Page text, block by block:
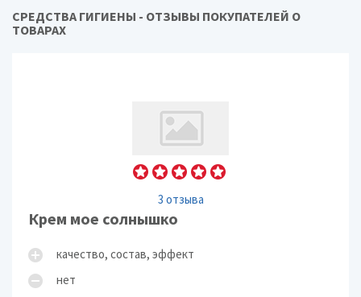
СРЕДСТВА ГИГИЕНЫ - ОТЗЫВЫ ПОКУПАТЕЛЕЙ О
ТОВАРАХ
3 отзыва
Крем мое солнышко
качество, состав, эффект
нет